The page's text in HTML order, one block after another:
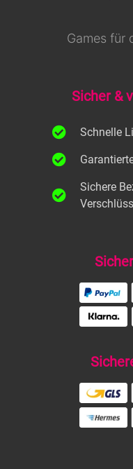
Games für
Sicher &
Schnelle
Sichere